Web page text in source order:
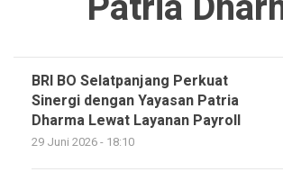
BRI BO Selatpanjang Perkuat
Sinergi dengan Yayasan Patria
Dharma Lewat Layanan Payroll
29 Juni 2026 - 18:10